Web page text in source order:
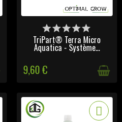
DERNIERS ARTICLES EN
STOCK
TriPart® Terra Micro
Aquatica - Système...
9,60 €